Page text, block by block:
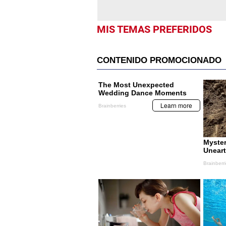
MIS TEMAS PREFERIDOS